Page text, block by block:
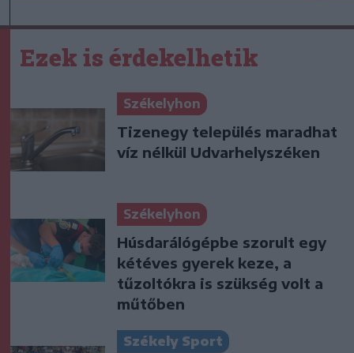
Ezek is érdekelhetik
Székelyhon
Tizenegy település maradhat
víz nélkül Udvarhelyszéken
Székelyhon
Húsdarálógépbe szorult egy
kétéves gyerek keze, a
tűzoltókra is szükség volt a
műtőben
Székely Sport